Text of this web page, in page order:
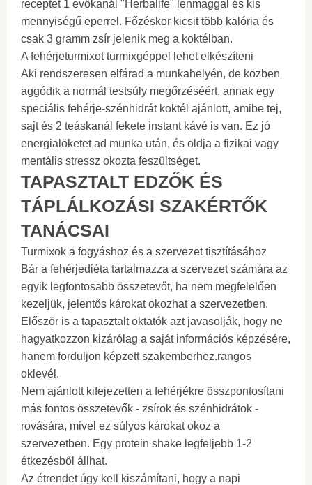
receptet 1 evőkanál "Herbalife" lenmaggal és kis
mennyiségű eperrel. Főzéskor kicsit több kalória és
csak 3 gramm zsír jelenik meg a koktélban.
A fehérjeturmixot turmixgéppel lehet elkészíteni
Aki rendszeresen elfárad a munkahelyén, de közben
aggódik a normál testsúly megőrzéséért, annak egy
speciális fehérje-szénhidrát koktél ajánlott, amibe tej,
sajt és 2 teáskanál fekete instant kávé is van. Ez jó
energialöketet ad munka után, és oldja a fizikai vagy
mentális stressz okozta feszültséget.
TAPASZTALT EDZŐK ÉS
TÁPLÁLKOZÁSI SZAKÉRTŐK
TANÁCSAI
Turmixok a fogyáshoz és a szervezet tisztításához
Bár a fehérjediéta tartalmazza a szervezet számára az
egyik legfontosabb összetevőt, ha nem megfelelően
kezeljük, jelentős károkat okozhat a szervezetben.
Először is a tapasztalt oktatók azt javasolják, hogy ne
hagyatkozzon kizárólag a saját információs képzésére,
hanem forduljon képzett szakemberhez.rangos
oklevél.
Nem ajánlott kifejezetten a fehérjékre összpontosítani
más fontos összetevők - zsírok és szénhidrátok -
rovására, mivel ez súlyos károkat okoz a
szervezetben. Egy protein shake legfeljebb 1-2
étkezésből állhat.
Az étrendet úgy kell kiszámítani, hogy a napi